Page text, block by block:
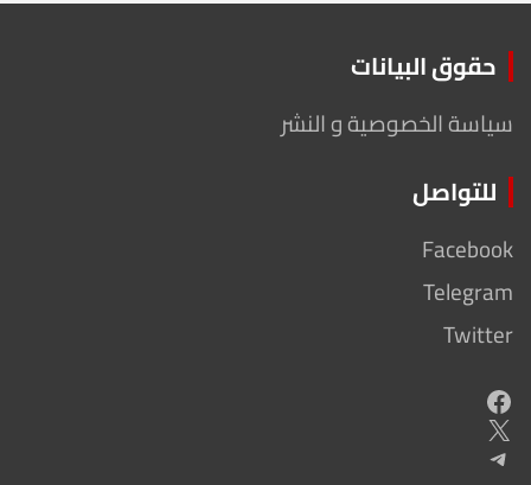
حقوق البيانات
سياسة الخصوصية و النشر
للتواصل
Facebook
Telegram
Twitter
Facebook
X
Telegram